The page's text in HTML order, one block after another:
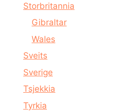
Storbritannia
Gibraltar
Wales
Sveits
Sverige
Tsjekkia
Tyrkia